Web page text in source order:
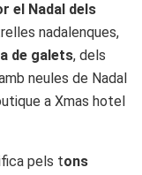
el Nadal dels
nadalenques,
de galets, dels
neules de Nadal
a Xmas hotel
pels tons